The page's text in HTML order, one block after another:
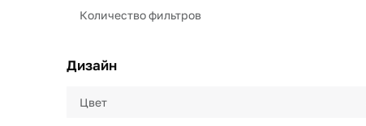
Количество фильтров
Дизайн
Цвет